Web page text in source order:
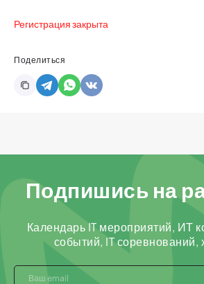
Регистрация закрыта
Поделиться
Подпишись на
Календарь IT мероприятий, ИТ
событий, IT соревнований,